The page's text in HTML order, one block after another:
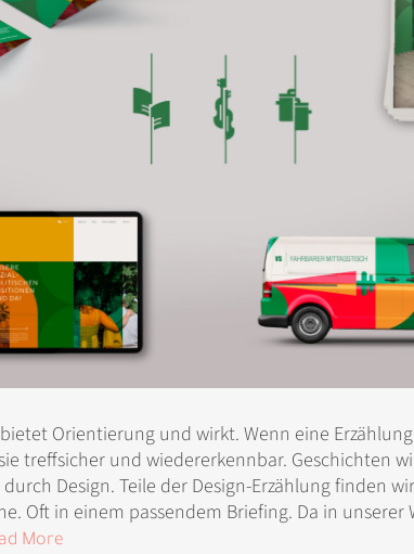
Orientierung und wirkt. Wenn eine
treffsicher und wiedererkennbar. Geschichten
Design. Teile der Design-Erzählung finden
Oft in einem passendem Briefing. Da in unserer
More